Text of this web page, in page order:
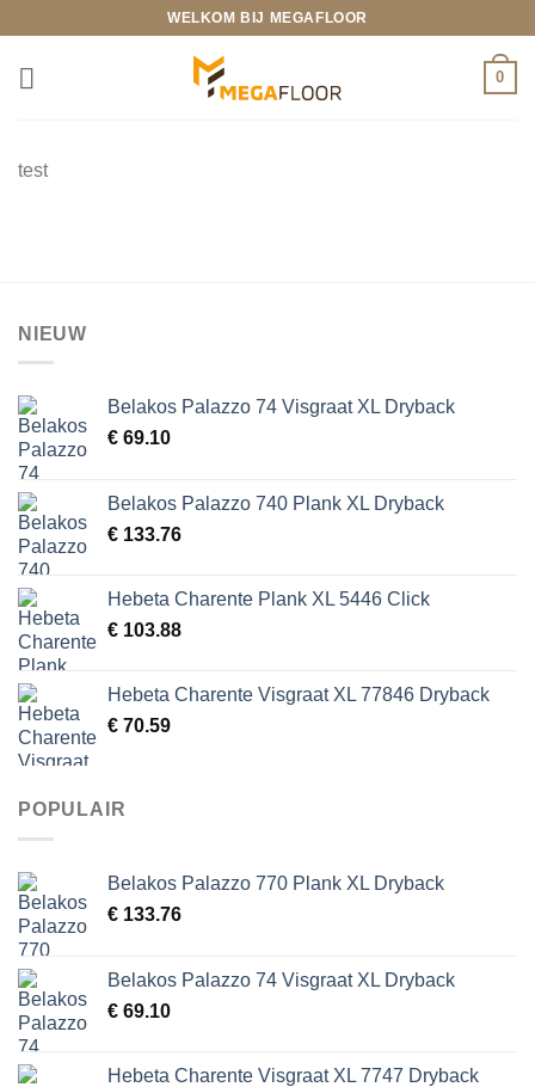
inhoud
WELKOM BIJ MEGAFLOOR
0
test
NIEUW
Belakos Palazzo 74 Visgraat XL Dryback
€ 69.10
Belakos Palazzo 740 Plank XL Dryback
€ 133.76
Hebeta Charente Plank XL 5446 Click
€ 103.88
Hebeta Charente Visgraat XL 77846 Dryback
€ 70.59
POPULAIR
Belakos Palazzo 770 Plank XL Dryback
€ 133.76
Belakos Palazzo 74 Visgraat XL Dryback
€ 69.10
Hebeta Charente Visgraat XL 7747 Dryback